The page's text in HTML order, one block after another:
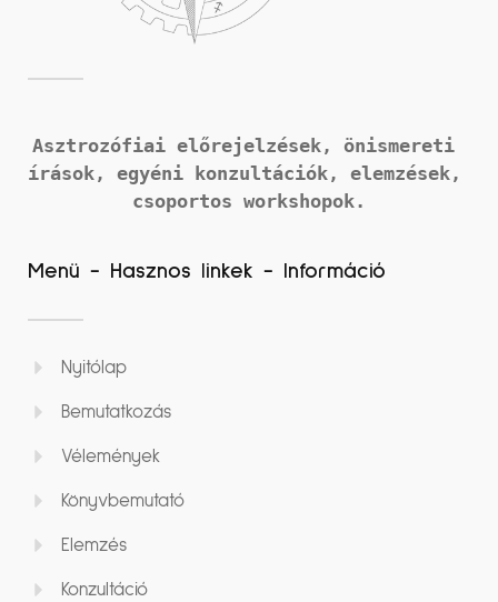
Asztrozófiai előrejelzések, önismereti
írások,
csoportos workshopok.
Menü - Hasznos linkek - Információ
Nyitólap
Bemutatkozás
Vélemények
Könyvbemutató
Elemzés
Konzultáció